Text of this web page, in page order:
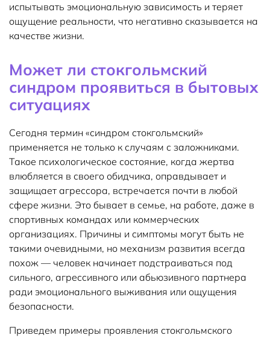
испытывать эмоциональную зависимость и теряет
ощущение реальности, что негативно сказывается на
качестве жизни.
Может ли стокгольмский
синдром проявиться в бытовых
ситуациях
Сегодня термин «синдром стокгольмский»
применяется не только к случаям с заложниками.
Такое психологическое состояние, когда жертва
влюбляется в своего обидчика, оправдывает и
защищает агрессора, встречается почти в любой
сфере жизни. Это бывает в семье, на работе, даже в
спортивных командах или коммерческих
организациях. Причины и симптомы могут быть не
такими очевидными, но механизм развития всегда
похож — человек начинает подстраиваться под
сильного, агрессивного или абьюзивного партнера
ради эмоционального выживания или ощущения
безопасности.
Приведем примеры проявления стокгольмского